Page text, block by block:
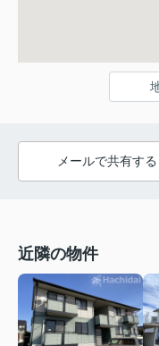
メールで共有する
近隣の物件